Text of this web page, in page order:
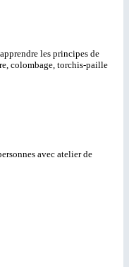
les principes de
colombage, torchis-paille
avec atelier de